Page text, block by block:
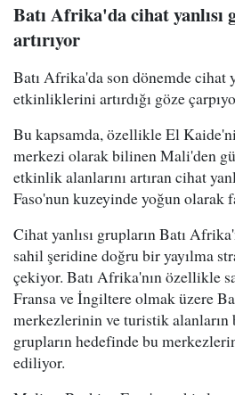
Batı Afrika'da cihat
artırıyor
Batı Afrika'da son dönemde cihat
etkinliklerini artırdığı göze
Bu kapsamda, özellikle El
merkezi olarak bilinen Mali'den
etkinlik alanlarını artıran cihat
Faso'nun kuzeyinde yoğun olarak
Cihat yanlısı grupların Batı
sahil şeridine doğru bir yayılma
çekiyor. Batı Afrika'nın özellikle
Fransa ve İngiltere olmak üzere
merkezlerinin ve turistik alanların
grupların hedefinde bu
ediliyor.